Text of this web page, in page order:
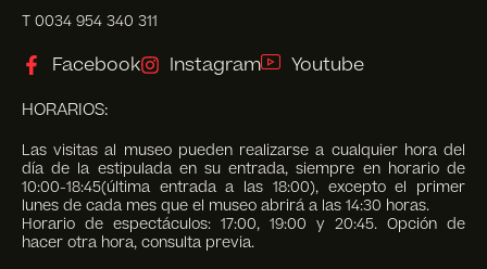
T 0034 954 340 311
Facebook Instagram Youtube
HORARIOS:
Las visitas al museo pueden realizarse a cualquier hora del
día de la estipulada en su entrada, siempre en horario de
10:00-18:45(última entrada a las 18:00), excepto el primer
lunes de cada mes que el museo abrirá a las 14:30 horas.
Horario de espectáculos: 17:00, 19:00 y 20:45. Opción de
hacer otra hora, consulta previa.